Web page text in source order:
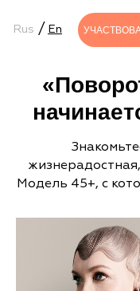
Rus En УЧАСТВОВАТЬ
УЧАСТВОВАТЬ
Модель 45+, с